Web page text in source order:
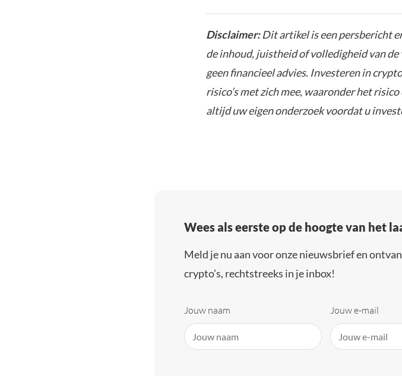
Disclaimer:Dit artikel is een persbericht
de inhoud, juistheid of volledigheid van
geen financieel advies. Investeren in
risico’s met zich mee, waaronder het
altijd uw eigen onderzoek voordat u
Wees als eerste op de hoogte van het
Meld je nu aan voor onze nieuwsbrief en
crypto’s, rechtstreeks in je inbox!
Jouw naam Jouw e-mail